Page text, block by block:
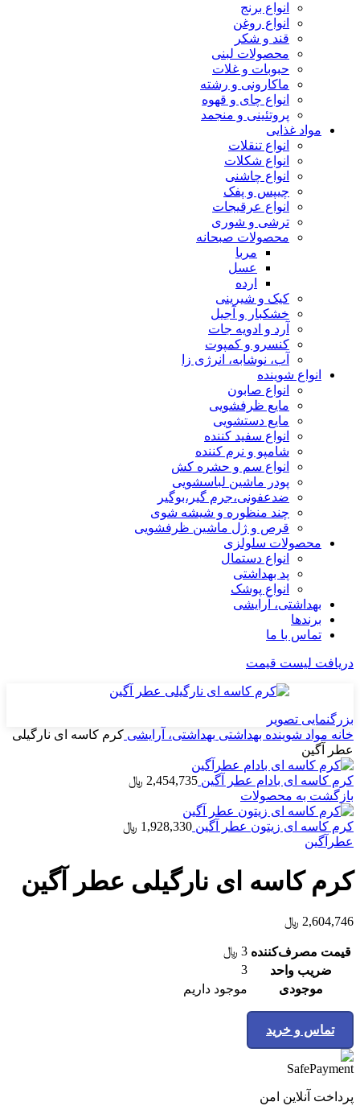
انواع برنج
انواع روغن
قند و شکر
محصولات لبنی
حبوبات و غلات
ماکارونی و رشته
انواع چای و قهوه
پروتئینی و منجمد
مواد غذایی
انواع تنقلات
انواع شکلات
انواع چاشنی
چیپس و پفک
انواع عرقیجات
ترشی و شوری
محصولات صبحانه
مربا
عسل
ارده
کیک و شیرینی
خشکبار و آجیل
آرد و ادویه جات
کنسرو و کمپوت
آب، نوشابه، انرژی زا
انواع شوینده
انواع صابون
مایع ظرفشویی
مایع دستشویی
انواع سفید کننده
شامپو و نرم کننده
انواع سم و حشره کش
پودر ماشین لباسشویی
ضدعفونی،جرم گیر،بوگیر
چند منظوره و شیشه شوی
قرص و ژل ماشین ظرفشویی
محصولات سلولزی
انواع دستمال
پد بهداشتی
انواع پوشک
بهداشتی، آرایشی
برندها
تماس با ما
دریافت لیست قیمت
بزرگنمایی تصویر
خانه مواد شوینده بهداشتی بهداشتی، آرایشی کرم کاسه ای نارگیلی
عطر آگین
کرم کاسه ای بادام عطر آگین 2,454,735 ﷼
بازگشت به محصولات
کرم کاسه ای زیتون عطر آگین 1,928,330 ﷼
عطرآگین
کرم کاسه ای نارگیلی عطر آگین
2,604,746 ﷼
قیمت مصرف‌کننده 3 ﷼
ضریب واحد
3
موجودی
موجود داریم
تماس و خرید
پرداخت آنلاین امن